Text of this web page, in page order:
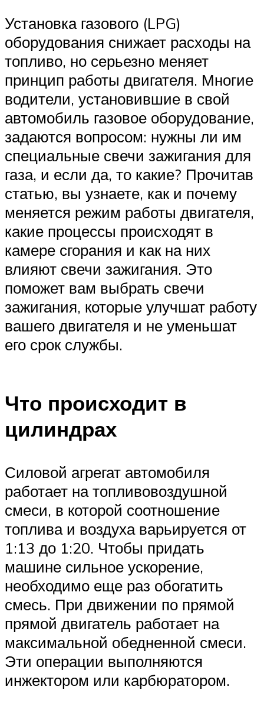
Установка газового (LPG)
оборудования снижает расходы на
топливо, но серьезно меняет
принцип работы двигателя. Многие
водители, установившие в свой
автомобиль газовое оборудование,
задаются вопросом: нужны ли им
специальные свечи зажигания для
газа, и если да, то какие? Прочитав
статью, вы узнаете, как и почему
меняется режим работы двигателя,
какие процессы происходят в
камере сгорания и как на них
влияют свечи зажигания. Это
поможет вам выбрать свечи
зажигания, которые улучшат работу
вашего двигателя и не уменьшат
его срок службы.
Что происходит в
цилиндрах
Силовой агрегат автомобиля
работает на топливовоздушной
смеси, в которой соотношение
топлива и воздуха варьируется от
1:13 до 1:20. Чтобы придать
машине сильное ускорение,
необходимо еще раз обогатить
смесь. При движении по прямой
прямой двигатель работает на
максимальной обедненной смеси.
Эти операции выполняются
инжектором или карбюратором.